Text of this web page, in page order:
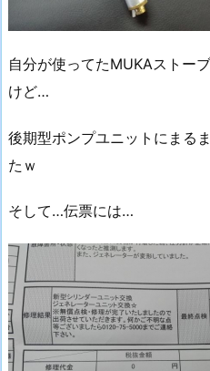
自分が使ってたMUKAストー
けど…
後期型ポンプユニットにまる
たｗ
そして…伝票には…